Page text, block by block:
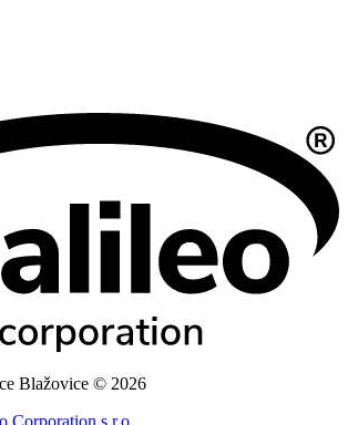
Blažovice © 2026
Corporation s.r.o.